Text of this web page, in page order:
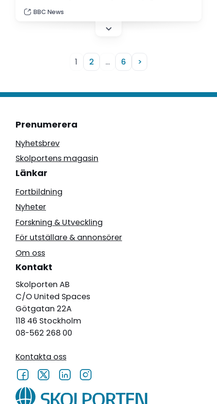
better in their exams.
BBC News
1 2 … 6 >
Prenumerera
Nyhetsbrev
Skolportens magasin
Länkar
Fortbildning
Nyheter
Forskning & Utveckling
För utställare & annonsörer
Om oss
Kontakt
Skolporten AB
C/O United Spaces
Götgatan 22A
118 46 Stockholm
08-562 268 00
Kontakta oss